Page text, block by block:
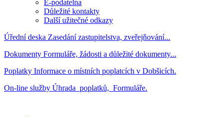
E-podatelna
Důležité kontakty
Další užitečné odkazy
Úřední deska Zasedání zastupitelstva, zveřejňování...
Dokumenty Formuláře, žádosti a důležité dokumenty...
Poplatky Informace o místních poplatcích v Dobšicích.
On-line služby Úhrada poplatků, Formuláře.